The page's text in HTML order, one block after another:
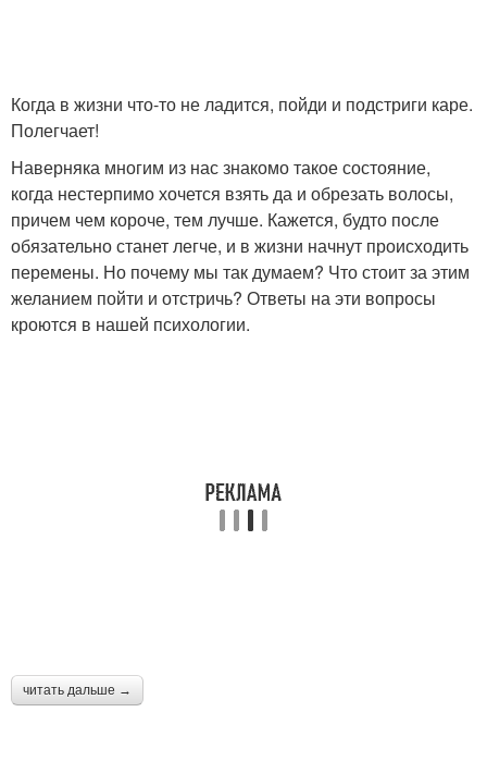
Когда в жизни что-то не ладится, пойди и подстриги каре.
Полегчает!
Наверняка многим из нас знакомо такое состояние,
когда нестерпимо хочется взять да и обрезать волосы,
причем чем короче, тем лучше. Кажется, будто после
обязательно станет легче, и в жизни начнут происходить
перемены. Но почему мы так думаем? Что стоит за этим
желанием пойти и отстричь? Ответы на эти вопросы
кроются в нашей психологии.
читать дальше →